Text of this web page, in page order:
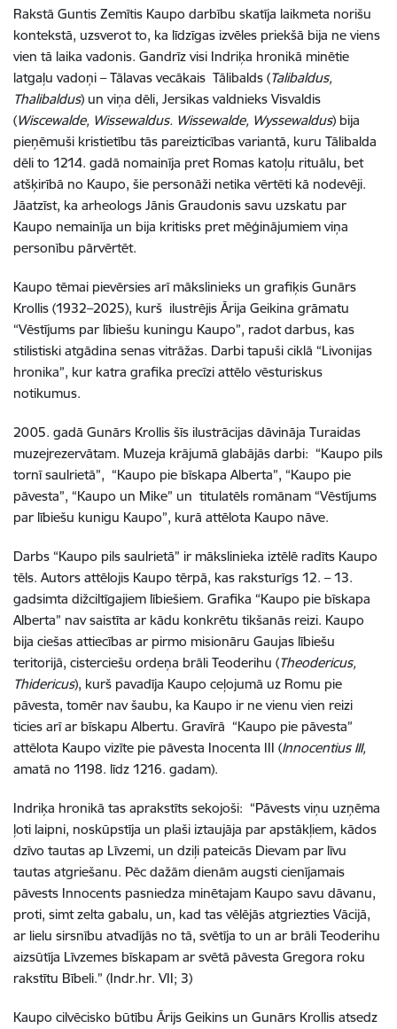
Rakstā Guntis Zemītis Kaupo darbību skatīja laikmeta norišu
kontekstā, uzsverot to, ka līdzīgas izvēles priekšā bija ne viens
vien tā laika vadonis. Gandrīz visi Indriķa hronikā minētie
latgaļu vadoņi – Tālavas vecākais Tālibalds (Talibaldus,
Thalibaldus) un viņa dēli, Jersikas valdnieks Visvaldis
(Wiscewalde, Wissewaldus. Wissewalde, Wyssewaldus) bija
pieņēmuši kristietību tās pareizticības variantā, kuru Tālibalda
dēli to 1214. gadā nomainīja pret Romas katoļu rituālu, bet
atšķirībā no Kaupo, šie personāži netika vērtēti kā nodevēji.
Jāatzīst, ka arheologs Jānis Graudonis savu uzskatu par
Kaupo nemainīja un bija kritisks pret mēģinājumiem viņa
personību pārvērtēt.
Kaupo tēmai pievērsies arī mākslinieks un grafiķis Gunārs
Krollis (1932–2025), kurš ilustrējis Ārija Geikina grāmatu
“Vēstījums par lībiešu kuningu Kaupo”, radot darbus, kas
stilistiski atgādina senas vitrāžas. Darbi tapuši ciklā “Livonijas
hronika”, kur katra grafika precīzi attēlo vēsturiskus
notikumus.
2005. gadā Gunārs Krollis šīs ilustrācijas dāvināja Turaidas
muzejrezervātam. Muzeja krājumā glabājās darbi: “Kaupo pils
tornī saulrietā”, “Kaupo pie bīskapa Alberta”, “Kaupo pie
pāvesta”, “Kaupo un Mike” un titulatēls romānam “Vēstījums
par lībiešu kunigu Kaupo”, kurā attēlota Kaupo nāve.
Darbs “Kaupo pils saulrietā” ir mākslinieka iztēlē radīts Kaupo
tēls. Autors attēlojis Kaupo tērpā, kas raksturīgs 12. – 13.
gadsimta dižciltīgajiem lībiešiem. Grafika “Kaupo pie bīskapa
Alberta” nav saistīta ar kādu konkrētu tikšanās reizi. Kaupo
bija ciešas attiecības ar pirmo misionāru Gaujas lībiešu
teritorijā, cisterciešu ordeņa brāli Teoderihu (Theodericus,
Thidericus), kurš pavadīja Kaupo ceļojumā uz Romu pie
pāvesta, tomēr nav šaubu, ka Kaupo ir ne vienu vien reizi
ticies arī ar bīskapu Albertu. Gravīrā “Kaupo pie pāvesta”
attēlota Kaupo vizīte pie pāvesta Inocenta III (Innocentius III,
amatā no 1198. līdz 1216. gadam).
Indriķa hronikā tas aprakstīts sekojoši: “Pāvests viņu uzņēma
ļoti laipni, noskūpstīja un plaši iztaujāja par apstākļiem, kādos
dzīvo tautas ap Līvzemi, un dziļi pateicās Dievam par līvu
tautas atgriešanu. Pēc dažām dienām augsti cienījamais
pāvests Innocents pasniedza minētajam Kaupo savu dāvanu,
proti, simt zelta gabalu, un, kad tas vēlējās atgriezties Vācijā,
ar lielu sirsnību atvadījās no tā, svētīja to un ar brāli Teoderihu
aizsūtīja Līvzemes bīskapam ar svētā pāvesta Gregora roku
rakstītu Bībeli.” (Indr.hr. VII; 3)
Kaupo cilvēcisko būtību Ārijs Geikins un Gunārs Krollis atsedz